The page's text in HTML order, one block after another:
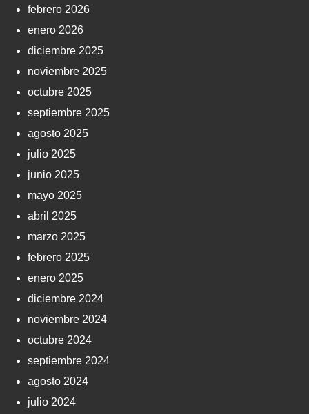
febrero 2026
enero 2026
diciembre 2025
noviembre 2025
octubre 2025
septiembre 2025
agosto 2025
julio 2025
junio 2025
mayo 2025
abril 2025
marzo 2025
febrero 2025
enero 2025
diciembre 2024
noviembre 2024
octubre 2024
septiembre 2024
agosto 2024
julio 2024